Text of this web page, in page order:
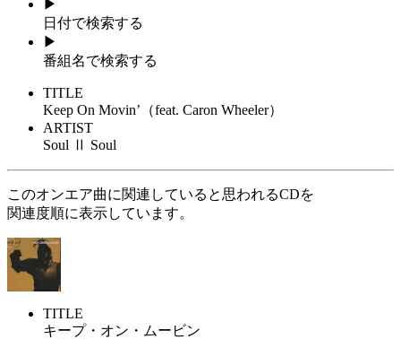
▶
日付で検索する
▶
番組名で検索する
TITLE
Keep On Movin’（feat. Caron Wheeler）
ARTIST
Soul Ⅱ Soul
このオンエア曲に関連していると思われるCDを
関連度順に表示しています。
TITLE
キープ・オン・ムービン